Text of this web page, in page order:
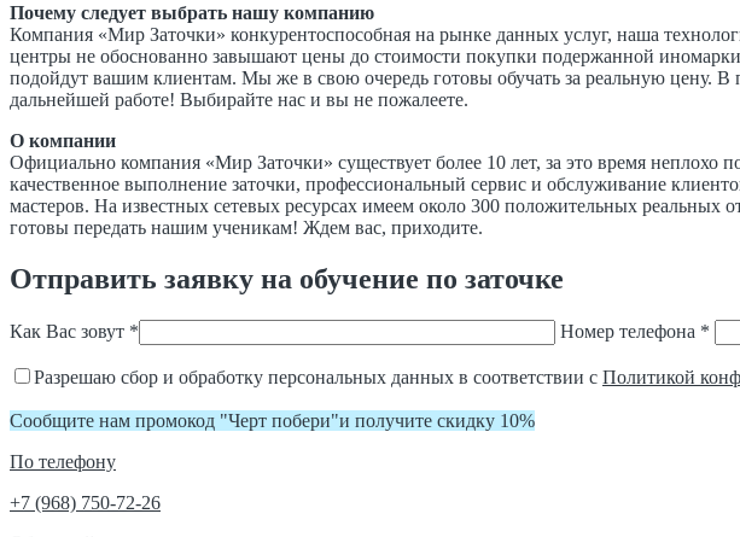
Почему следует выбрать нашу компанию
Компания «Мир Заточки» конкурентоспособная на рынке данных услуг, наша
центры не обоснованно завышают цены до стоимости покупки подержанной
подойдут вашим клиентам. Мы же в свою очередь готовы обучать за реальную цену.
дальнейшей работе! Выбирайте нас и вы не пожалеете.
О компании
Официально компания «Мир Заточки» существует более 10 лет, за это время неплохо
качественное выполнение заточки, профессиональный сервис и обслуживание
мастеров. На известных сетевых ресурсах имеем около 300 положительных
готовы передать нашим ученикам! Ждем вас, приходите.
Отправить заявку на обучение по заточке
Как Вас зовут * Номер телефона *
Разрешаю сбор и обработку персональных данных в соответствии с Политикой
Сообщите нам промокод "Черт побери"и получите скидку 10%
По телефону
+7 (968) 750-72-26